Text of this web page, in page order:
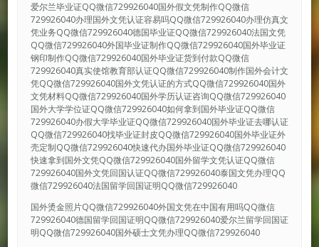
爱尔兰毕业证QQ微信729926040国外假文凭制作QQ微信
729926040办理国外文凭认证容易吗QQ微信729926040办理仿真文
凭业务QQ微信729926040德国毕业证QQ微信729926040法国文凭
QQ微信729926040外国毕业证制作QQ微信729926040国外毕业证
钢印制作QQ微信729926040国外毕业证货到付款QQ微信
729926040真实使馆教育部认证QQ微信729926040制作国外会计文
凭QQ微信729926040国外文凭认证的方式QQ微信729926040国外
文凭材料QQ微信729926040国外学历认证咨询QQ微信729926040
国外大学学位证QQ微信729926040如何拿到国外毕业证QQ微信
729926040办假大学毕业证QQ微信729926040国外毕业证去哪认证
QQ微信729926040找毕业证封皮QQ微信729926040国外毕业证外
壳定制QQ微信729926040快速代办国外毕业证QQ微信729926040
快速拿到国外文凭QQ微信729926040国外留学文凭认证QQ微信
729926040国外文凭回国认证QQ微信729926040泰国文凭办理QQ
微信729926040法国留学回国证明QQ微信729926040
国外烫金照片QQ微信729926040外国文凭在中国有用吗QQ微信
729926040德国留学回国证明QQ微信729926040爱尔兰留学回国证
明QQ微信729926040国外硕士文凭办理QQ微信729926040